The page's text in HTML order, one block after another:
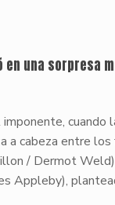
una sorpresa
cuando
a cabeza entre
/ Dermot
Appleby),